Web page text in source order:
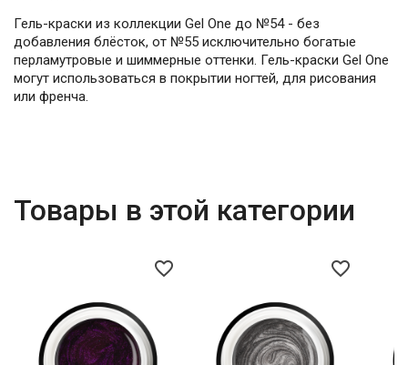
Гель-краски из коллекции Gel One до №54 - без
добавления блёсток, от №55 исключительно богатые
перламутровые и шиммерные оттенки. Гель-краски Gel One
могут использоваться в покрытии ногтей, для рисования
или френча.
Товары в этой категории
favorite_border favorite_border